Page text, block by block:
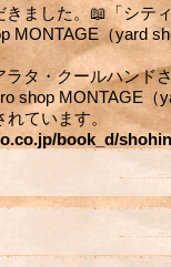
ました。📖「シテ
MONTAGE（yard
ラタ・クールハンド
shop MONTAGE（
ています。
book_d/